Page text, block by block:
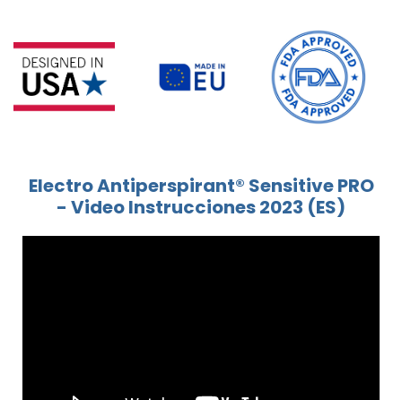
Electro Antiperspirant® Sensitive PRO
- Video Instrucciones 2023 (ES)